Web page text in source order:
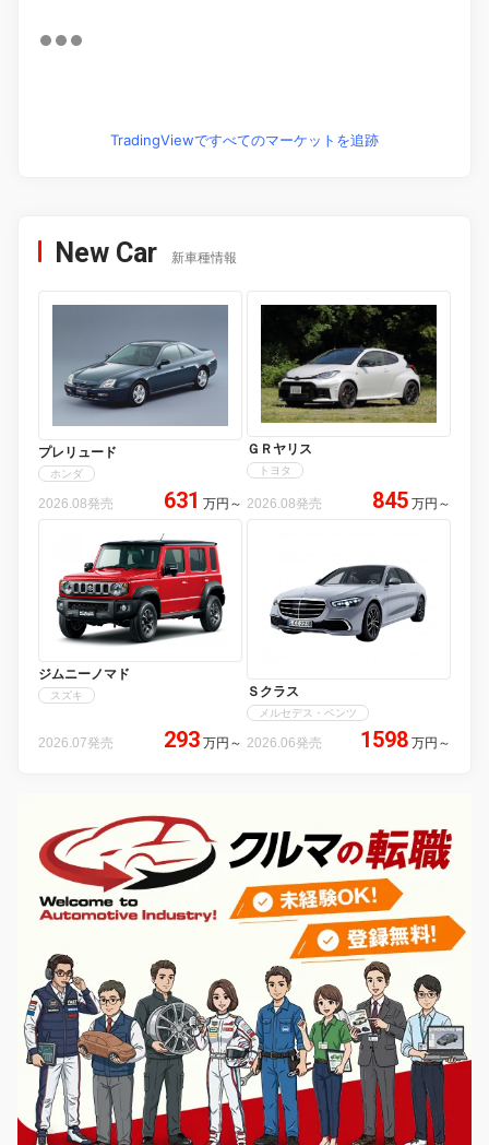
TradingViewですべてのマーケットを追跡
New Car 新車種情報
プレリュード
ホンダ
2026.08発売 631 万円 ～
ＧＲヤリス
トヨタ
2026.08発売 845 万円 ～
ジムニーノマド
スズキ
2026.07発売 293 万円 ～
Ｓクラス
メルセデス・ベンツ
2026.06発売 1598 万円 ～